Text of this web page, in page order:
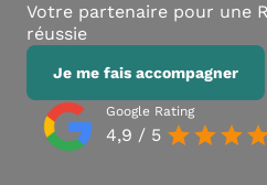
Votre partenaire pour une
réussie
Je me fais accompagner
Google Rating
4,9 / 5